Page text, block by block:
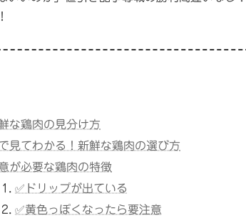
な鶏肉の見分け方
見てわかる！新鮮な鶏肉の選び方
が必要な鶏肉の特徴
✅ドリップが出ている
✅黄色っぽくなったら要注意